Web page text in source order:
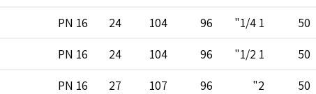
50
1 1/4"
96
104
24
PN 16
50
1 1/2"
96
104
24
PN 16
50
2"
96
107
27
PN 16